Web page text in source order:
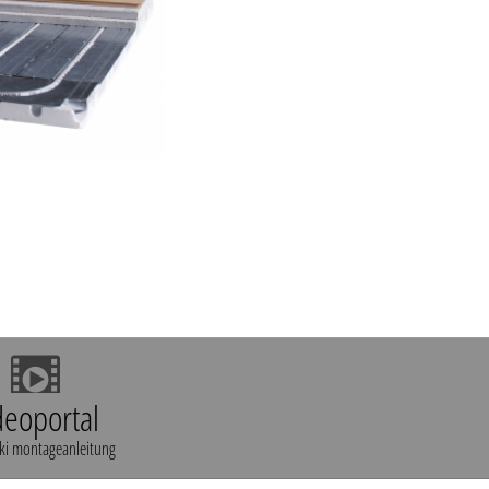
montageanleitung